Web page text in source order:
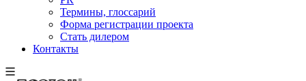
Термины, глоссарий
Форма регистрации проекта
Стать дилером
Контакты